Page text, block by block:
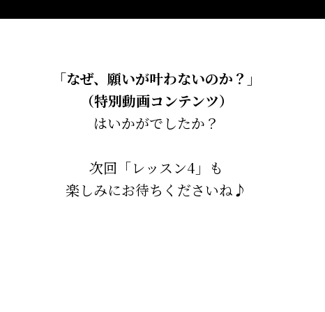
「なぜ、願いが叶わないのか？」
（特別動画コンテンツ）
はいかがでしたか？
次回「レッスン4」も
楽しみにお待ちくださいね♪